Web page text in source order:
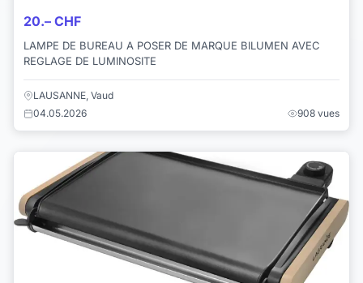
20.– CHF
LAMPE DE BUREAU A POSER DE MARQUE BILUMEN AVEC
REGLAGE DE LUMINOSITE
LAUSANNE, Vaud
04.05.2026
908 vues